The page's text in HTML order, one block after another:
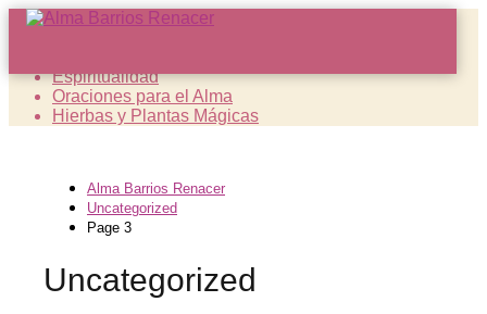
Espiritualidad
Oraciones para el Alma
Hierbas y Plantas Mágicas
Alma Barrios Renacer
Uncategorized
Page 3
Uncategorized